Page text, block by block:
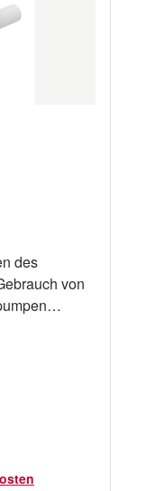
des
von
der